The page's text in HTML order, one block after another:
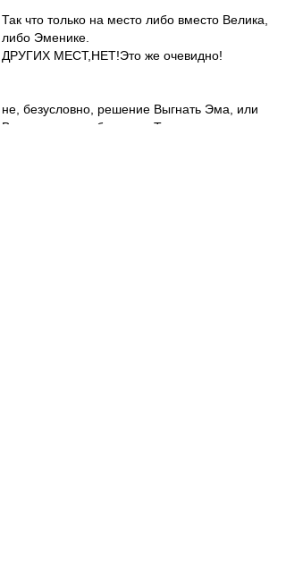
Так что только на место либо вместо Велика,
либо Эменике.
ДРУГИХ МЕСТ,НЕТ!Это же очевидно!
не, безусловно, решение Выгнать Эма, или
Велика можно обсуждать.Тут можно о чем то